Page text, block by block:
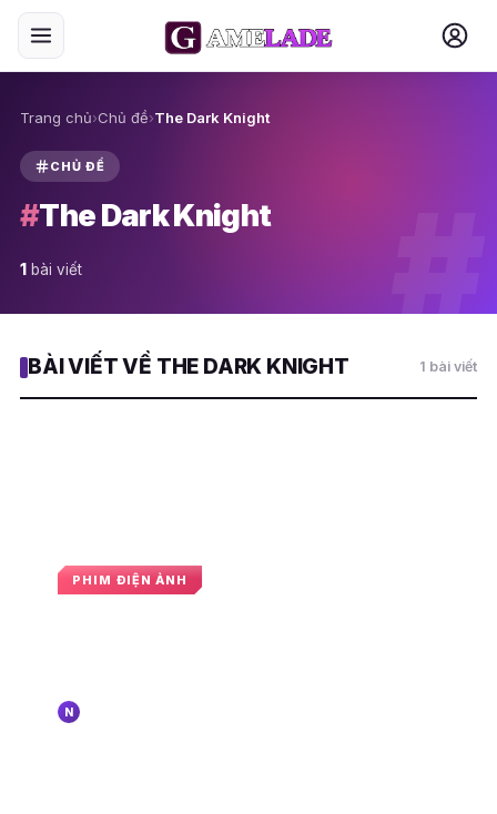
Trang chủ›Chủ đề›The Dark Knight
CHỦ ĐỀ
#The Dark Knight
1 bài viết #
BÀI VIẾT VỀ THE DARK KNIGHT 1 bài viết
PHIM ĐIỆN ẢNH
N